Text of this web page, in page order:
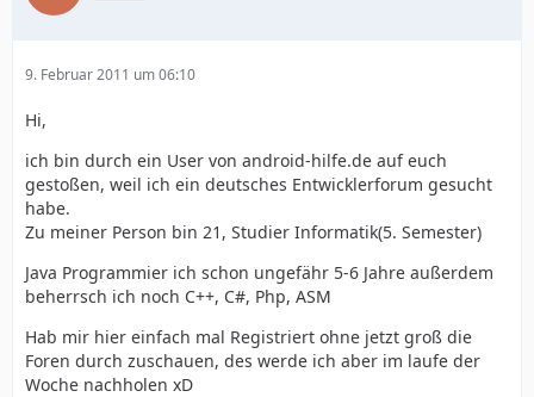
9. Februar 2011 um 06:10
Hi,
ich bin durch ein User von android-hilfe.de auf euch
gestoßen, weil ich ein deutsches Entwicklerforum gesucht
habe.
Zu meiner Person bin 21, Studier Informatik(5. Semester)
Java Programmier ich schon ungefähr 5-6 Jahre außerdem
beherrsch ich noch C++, C#, Php, ASM
Hab mir hier einfach mal Registriert ohne jetzt groß die
Foren durch zuschauen, des werde ich aber im laufe der
Woche nachholen xD